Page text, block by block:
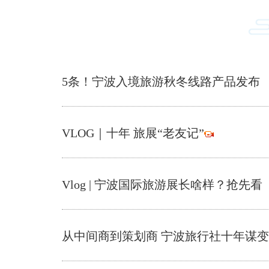
5条！宁波入境旅游秋冬线路产品发布
VLOG｜十年 旅展“老友记”
Vlog | 宁波国际旅游展长啥样？抢先看
从中间商到策划商 宁波旅行社十年谋变